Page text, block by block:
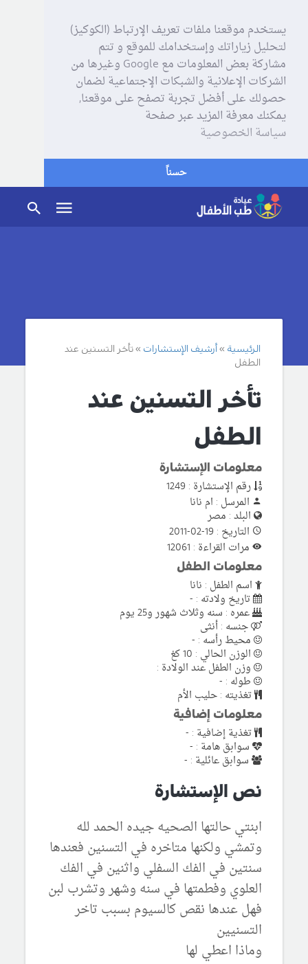
يستخدم موقعنا ملفات تعريف الإرتباط (الكوكيز)
لتحليل زياراتك وإستخدامك للموقع و تتم
مشاركة بعض المعلومات مع Google وغيرها من
الشركات الإعلانية والشبكات الإجتماعية لضمان
حصولك على أفضل تجربة تصفح على موقعنا,
يمكنك معرفة المزيد عبر صفحة
سياسة الخصوصية
حسناً
الرئيسية أرشيف الإستشارات
تأخر التسنين عند
الطفل
تأخر التسنين عند
الطفل
معلومات الإستشارة
رقم الإستشارة : 1249
المرسل : ام نانا
البلد : مصر
التاريخ : 19-02-2011
مرات القراءة : 12061
معلومات الطفل
اسم الطفل : نانا
تاريخ ولادته : -
عمره : سنه وثلاث شهور و25 يوم
جنسه : أنثى
محيط رأسه : -
الوزن الحالي : 10 كغ
وزن الطفل عند الولادة :
طوله : -
تغذيته : حليب الأم
معلومات إضافية
تغذية إضافية : -
سوابق هامة : -
سوابق عائلية : -
نص الإستشارة
ابنتي حالتها الصحيه جيده الحمد لله
وتمشي ولكنها متاخره في التسنين فعندها
سنتين في الفك السفلي واثنين في الفك
العلوي وفطمتها في سنه وشهر وتشرب لبن
فهل عندها نقص كالسيوم بسبب تاخر
التسنيين
وماذا اعطي لها